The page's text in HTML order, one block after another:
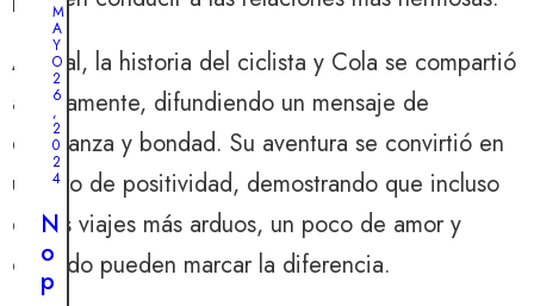
Al final, la historia del ciclista y Cola se compartió
ampliamente, difundiendo un mensaje de
esperanza y bondad. Su aventura se convirtió en
un faro de positividad, demostrando que incluso
en los viajes más arduos, un poco de amor y
cuidado pueden marcar la diferencia.
e
u
n
p
e
o
a
b
a
M
A
Y
O
2
6
,
2
0
2
4
N
o
p